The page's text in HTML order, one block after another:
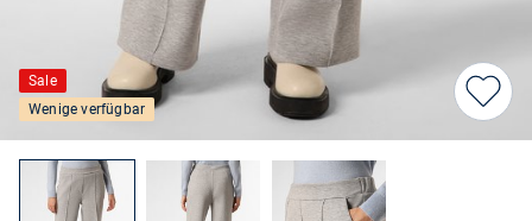
Sale
Wenige verfügbar